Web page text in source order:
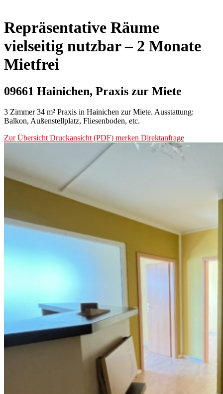
Repräsentative Räume
vielseitig nutzbar – 2 Monate
Mietfrei
09661 Hainichen, Praxis zur Miete
3 Zimmer 34 m² Praxis in Hainichen zur Miete. Ausstattung:
Balkon, Außenstellplatz, Fliesenboden, etc.
Zur ÜbersichtDruckansicht (PDF) merken Direktanfrage